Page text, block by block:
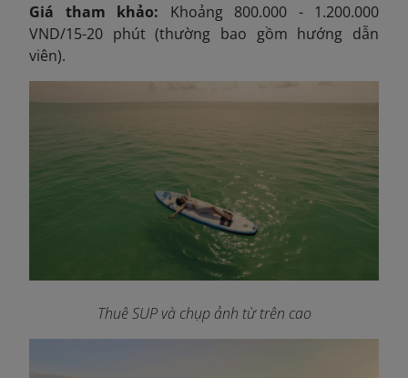
Giá tham khảo: Khoảng 800.000 - 1.200.000
VND/15-20 phút (thường bao gồm hướng dẫn
viên).
Thuê SUP và chụp ảnh từ trên cao